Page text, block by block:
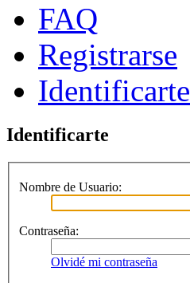
FAQ
Registrarse
Identificarte
Identificarte
Nombre de Usuario:
Contraseña:
Olvidé mi contraseña